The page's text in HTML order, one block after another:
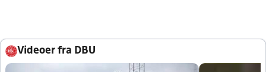
Videoer fra DBU